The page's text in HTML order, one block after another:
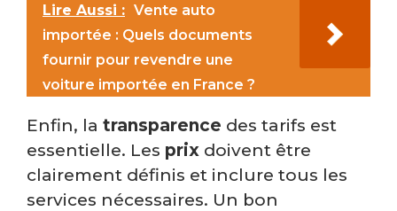
Lire Aussi : Vente auto
importée : Quels documents
fournir pour revendre une
voiture importée en France ?
Enfin, la transparence des tarifs est
essentielle. Les prix doivent être
clairement définis et inclure tous les
services nécessaires. Un bon